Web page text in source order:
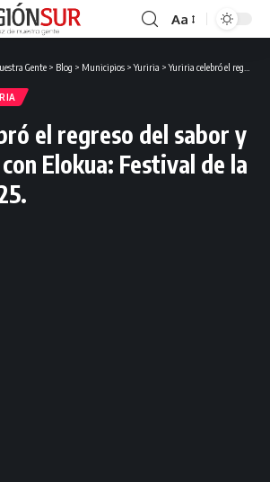
Aa
Gente > Blog > Municipios >Yuriria >Yuriria celebró el regreso del sabor y la tradición con Elokua: Festival de la Tostada 2025.
el regreso del sabor y
Elokua: Festival de la